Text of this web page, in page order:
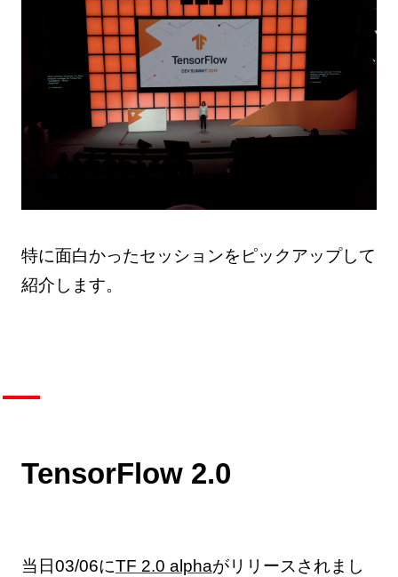
特に面白かったセッションをピックアップして
紹介します。
TensorFlow 2.0
当日03/06にTF 2.0 alphaがリリースされまし